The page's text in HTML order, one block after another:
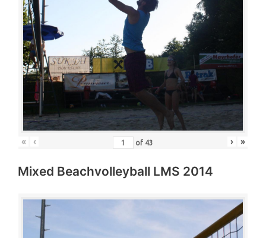
« ‹ of 43 › »
Mixed Beachvolleyball LMS 2014